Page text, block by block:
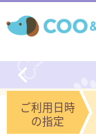
ご利用日時
の指定